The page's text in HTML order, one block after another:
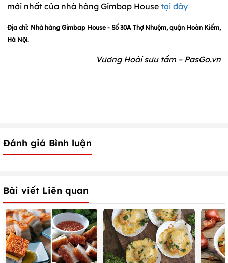
mới nhất của nhà hàng Gimbap House tại đây
Địa chỉ: Nhà hàng Gimbap House - Số 30A Thợ Nhuộm, quận Hoàn Kiếm,
Hà Nội.
Vương Hoài sưu tầm – PasGo.vn
Đánh giá Bình luận
Bài viết Liên quan